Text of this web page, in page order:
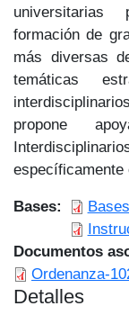
universitarias
formación de
más diversas
temáticas
propone
específicamente
Bases
Bases
Documentos
Ordenanza-
Detalles